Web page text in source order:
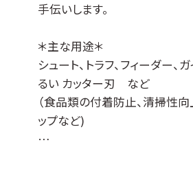
手伝いします。
＊主な用途＊
シュート、トラフ、フィーダー、
るい カッター刃 など
（食品類の付着防止、清掃性
ップなど)